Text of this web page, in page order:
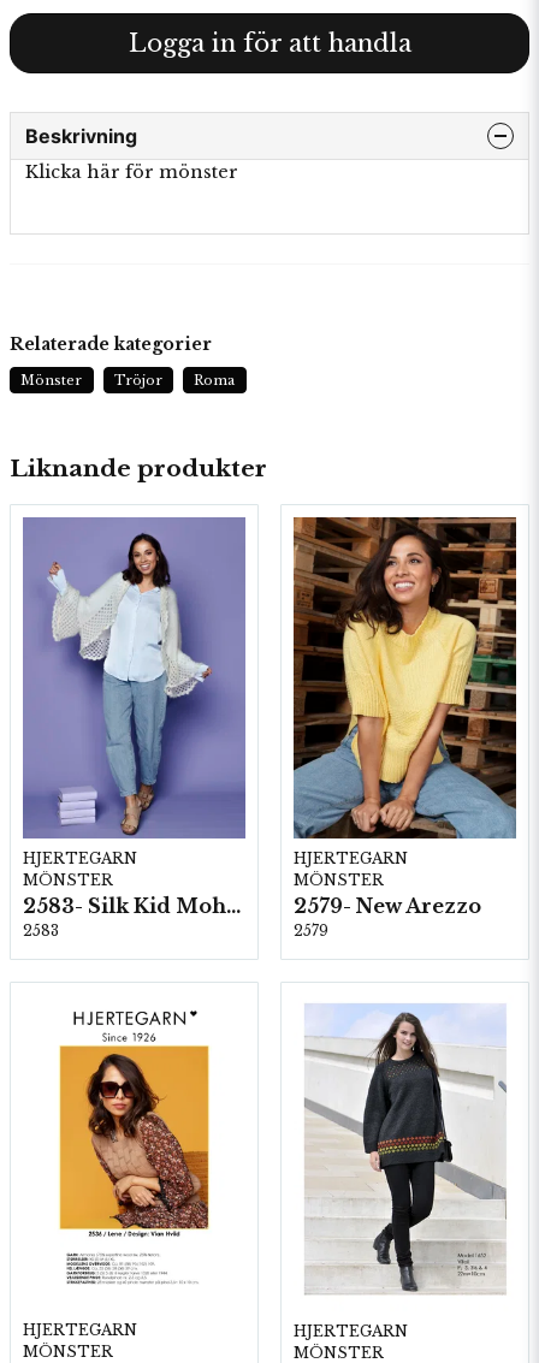
Logga in för att handla
Beskrivning
Klicka här för mönster
Liknande produkter
HJERTEGARN
MÖNSTER
2583- Silk Kid Mohair
2583
HJERTEGARN
MÖNSTER
2579- New Arezzo
2579
HJERTEGARN
MÖNSTER
HJERTEGARN
MÖNSTER
Relaterade kategorier
Mönster Tröjor Roma